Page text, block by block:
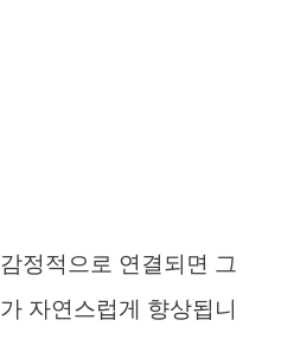
정적으로 연결되면 그
자연스럽게 향상됩니